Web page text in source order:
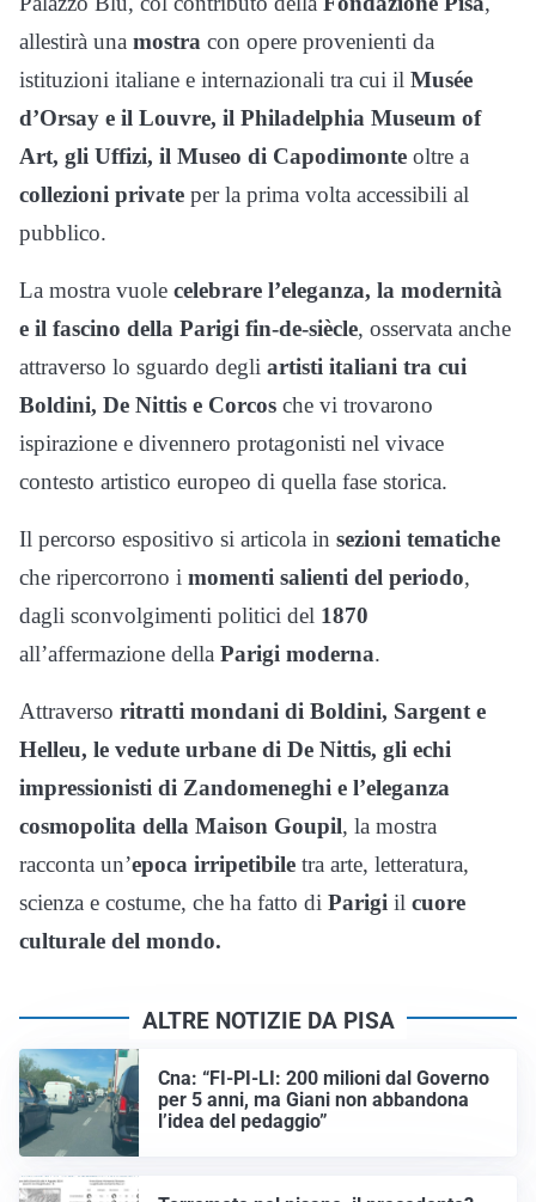
allestirà una mostra con opere provenienti da
istituzioni italiane e internazionali tra cui il Musée
d’Orsay e il Louvre, il Philadelphia Museum of
Art, gli Uffizi, il Museo di Capodimonte oltre a
collezioni private per la prima volta accessibili al
pubblico.
La mostra vuole celebrare l’eleganza, la modernità
e il fascino della Parigi fin-de-siècle, osservata anche
attraverso lo sguardo degli artisti italiani tra cui
Boldini, De Nittis e Corcos che vi trovarono
ispirazione e divennero protagonisti nel vivace
contesto artistico europeo di quella fase storica.
Il percorso espositivo si articola in sezioni tematiche
che ripercorrono i momenti salienti del periodo,
dagli sconvolgimenti politici del 1870
all’affermazione della Parigi moderna.
Attraverso ritratti mondani di Boldini, Sargent e
Helleu, le vedute urbane di De Nittis, gli echi
impressionisti di Zandomeneghi e l’eleganza
cosmopolita della Maison Goupil, la mostra
racconta un’epoca irripetibile tra arte, letteratura,
scienza e costume, che ha fatto di Parigi il cuore
culturale del mondo.
ALTRE NOTIZIE DA PISA
Cna: “FI-PI-LI: 200 milioni dal Governo
per 5 anni, ma Giani non abbandona
l’idea del pedaggio”